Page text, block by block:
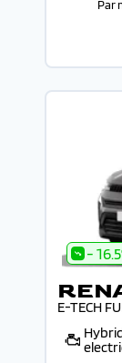
Par
-
E-TECH